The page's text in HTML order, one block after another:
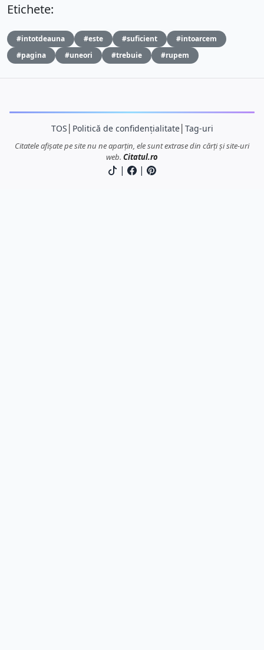
Etichete:
#intotdeauna #este #suficient
#intoarcem
#pagina
#uneori #trebuie #rupem
TOS Politică de confidențialitate│ Tag-uri
Citatele afișate pe site nu ne aparțin, ele sunt extrase din cărți și site-uri
web. Citatul.ro
| |